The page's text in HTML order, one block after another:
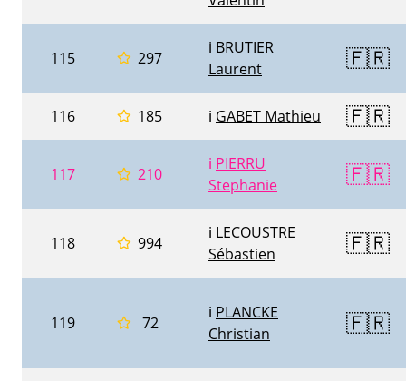
115 297
ℹ️ BRUTIER
Laurent
🇫🇷
116 185 ℹ️ GABET Mathieu 🇫🇷
117 210
ℹ️ PIERRU
Stephanie
🇫🇷
118 994
ℹ️ LECOUSTRE
Sébastien
🇫🇷
119 72
ℹ️ PLANCKE
Christian
🇫🇷